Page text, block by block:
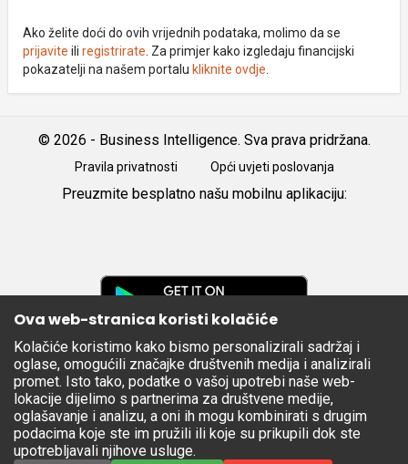
Ako želite doći do ovih vrijednih podataka, molimo da se
prijavite ili registrirate . Za primjer kako izgledaju financijski
pokazatelji na našem portalu kliknite ovdje
© 2026 - Business Intelligence. Sva prava pridržana.
Pravila privatnosti Opći uvjeti poslovanja
Preuzmite besplatno našu mobilnu aplikaciju:
Apple
Store
Ova web-stranica koristi kolačiće
Kolačiće koristimo kako bismo personalizirali sadržaj i
oglase, omogućili značajke društvenih medija i analizirali
promet. Isto tako, podatke o vašoj upotrebi naše web-
lokacije dijelimo s partnerima za društvene medije,
oglašavanje i analizu, a oni ih mogu kombinirati s drugim
podacima koje ste im pružili ili koje su prikupili dok ste
upotrebljavali njihove usluge.